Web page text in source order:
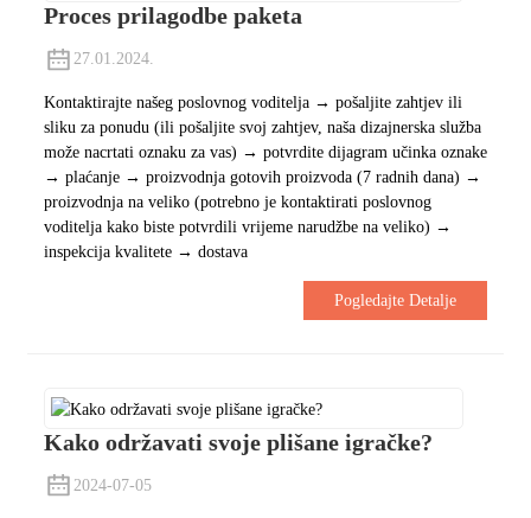
Proces prilagodbe paketa
27.01.2024.
Kontaktirajte našeg poslovnog voditelja → pošaljite zahtjev ili
sliku za ponudu (ili pošaljite svoj zahtjev, naša dizajnerska služba
može nacrtati oznaku za vas) → potvrdite dijagram učinka oznake
→ plaćanje → proizvodnja gotovih proizvoda (7 radnih dana) →
proizvodnja na veliko (potrebno je kontaktirati poslovnog
voditelja kako biste potvrdili vrijeme narudžbe na veliko) →
inspekcija kvalitete → dostava
Pogledajte Detalje
Kako održavati svoje plišane igračke?
2024-07-05